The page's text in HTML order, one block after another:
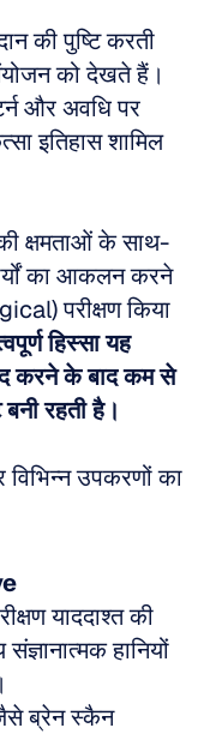
की पुष्टि करती
को देखते हैं।
और अवधि पर
इतिहास शामिल
क्षमताओं के साथ-
का आकलन करने
परीक्षण किया
हिस्सा यह
करने के बाद कम से
रहती है।
उपकरणों का
याददाश्त की
हानियों
ब्रेन स्कैन